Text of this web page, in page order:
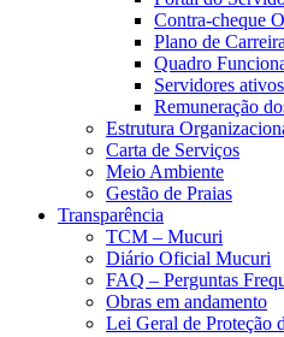
Contra-cheque
Plano de Carreira
Quadro
Servidores ativos
Remuneração
Estrutura
Carta de Serviços
Meio Ambiente
Gestão de Praias
Transparência
TCM – Mucuri
Diário Oficial Mucuri
FAQ – Perguntas
Obras em andamento
Lei Geral de Proteção